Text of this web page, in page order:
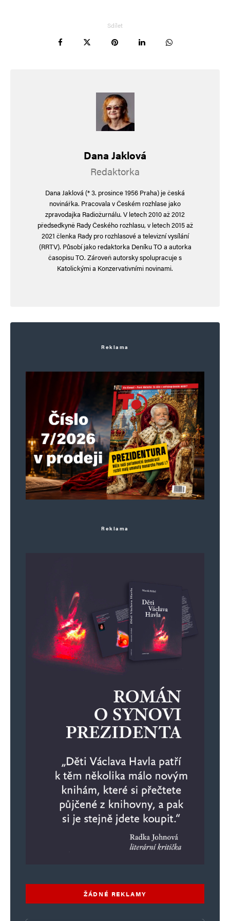
znamenalo zánik samostatné ČR. Proč to PePa
16. 6. 2026 (9:29)
PepPa považoval při té příležitosti za nutné
praktikující křesťan. Nikoho nezarmoutí.
Budou ho mít rádi i čeští rockeři; proto ze
zúčastnil Rock for People v Hradci Kr.
Napsat komentář
Vaše e-mailová adresa nebude zveřejněna. Vyžadované informace jsou
E-mail* Webová stránka
Uložit do prohlížeče jméno, e-mail a webovou stránku pro budoucí
Sdílet
Dana Jaklová
Redaktorka
Dana Jaklová (* 3. prosince 1956 Praha) je česká
novinářka. Pracovala v Českém rozhlase jako
zpravodajka Radiožurnálu. V letech 2010 až 2012
předsedkyně Rady Českého rozhlasu, v letech 2015 až
2021 členka Rady pro rozhlasové a televizní vysílání
(RRTV). Působí jako redaktorka Deníku TO a autorka
časopisu TO. Zároveň autorsky spolupracuje s
Katolickými a Konzervativními novinami.
Reklama
Reklama
ŽÁDNÉ REKLAMY